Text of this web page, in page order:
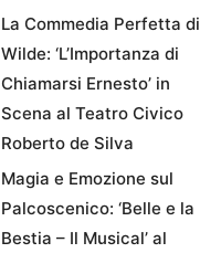
La Commedia Perfetta di
Wilde: ‘L’Importanza di
Chiamarsi Ernesto’ in
Scena al Teatro Civico
Roberto de Silva
Magia e Emozione sul
Palcoscenico: ‘Belle e la
Bestia – Il Musical’ al